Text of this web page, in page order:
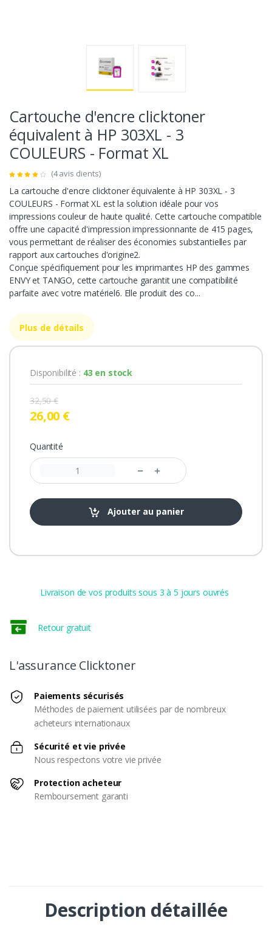
Cartouche d'encre clicktoner
équivalent à HP 303XL - 3
COULEURS - Format XL
(4 avis clients)
La cartouche d'encre clicktoner équivalente à HP 303XL - 3
COULEURS - Format XL est la solution idéale pour vos
impressions couleur de haute qualité. Cette cartouche compatible
offre une capacité d'impression impressionnante de 415 pages,
vous permettant de réaliser des économies substantielles par
rapport aux cartouches d'origine2.
Conçue spécifiquement pour les imprimantes HP des gammes
ENVY et TANGO, cette cartouche garantit une compatibilité
parfaite avec votre matériel6. Elle produit des co...
Plus de détails
Disponibilité : 43 en stock
32,50 €
26,00 €
Quantité
Ajouter au panier
Livraison de vos produits sous 3 à 5 jours ouvrés
Retour gratuit
L'assurance Clicktoner
Paiements sécurisés
Méthodes de paiement utilisées par de nombreux
acheteurs internationaux
Sécurité et vie privée
Nous respectons votre vie privée
Protection acheteur
Remboursement garanti
Description détaillée